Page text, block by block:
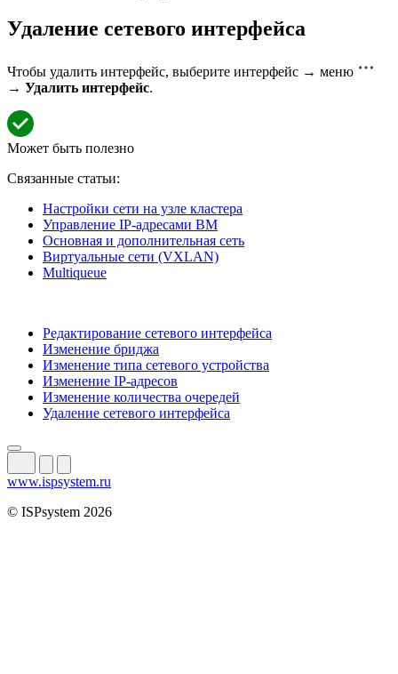
Удаление сетевого интерфейса
Чтобы удалить интерфейс, выберите интерфейс → меню
→ Удалить интерфейс.
Может быть полезно
Связанные статьи:
Настройки сети на узле кластера
Управление IP-адресами ВМ
Основная и дополнительная сеть
Виртуальные сети (VXLAN)
Multiqueue
Редактирование сетевого интерфейса
Изменение бриджа
Изменение типа сетевого устройства
Изменение IP-адресов
Изменение количества очередей
Удаление сетевого интерфейса
www.ispsystem.ru
© ISPsystem 2026